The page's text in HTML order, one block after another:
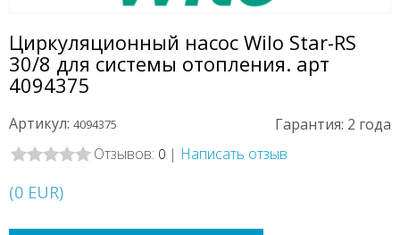
Циркуляционный насос Wilo Star-RS
30/8 для системы отопления. арт
4094375
Артикул: 4094375
Гарантия: 2 года
Отзывов: 0 | Написать отзыв
(0 EUR)